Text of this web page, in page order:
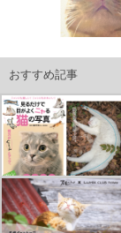
おすすめ記事